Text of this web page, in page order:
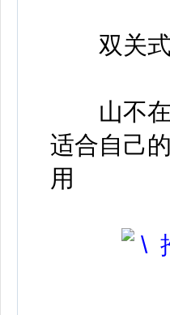
双关式
山不在
适合自己
用